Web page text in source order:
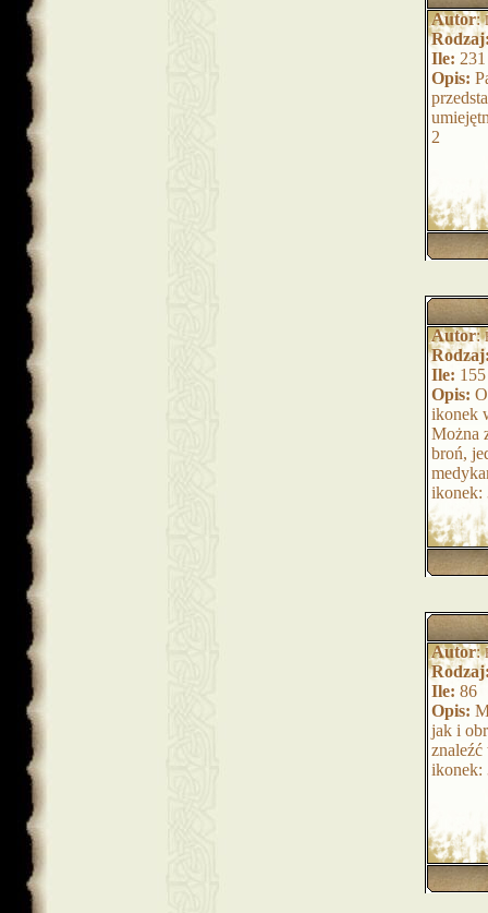
Autor:
Ile: 231
Opis:
2
Autor:
Ile: 155
Opis:
ikonek
Można
broń,
ikonek:
Autor:
Ile: 86
Opis:
jak i
ikonek: